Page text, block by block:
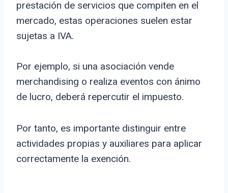
prestación de servicios que compiten en el
mercado, estas operaciones suelen estar
sujetas a IVA.
Por ejemplo, si una asociación vende
merchandising o realiza eventos con ánimo
de lucro, deberá repercutir el impuesto.
Por tanto, es importante distinguir entre
actividades propias y auxiliares para aplicar
correctamente la exención.